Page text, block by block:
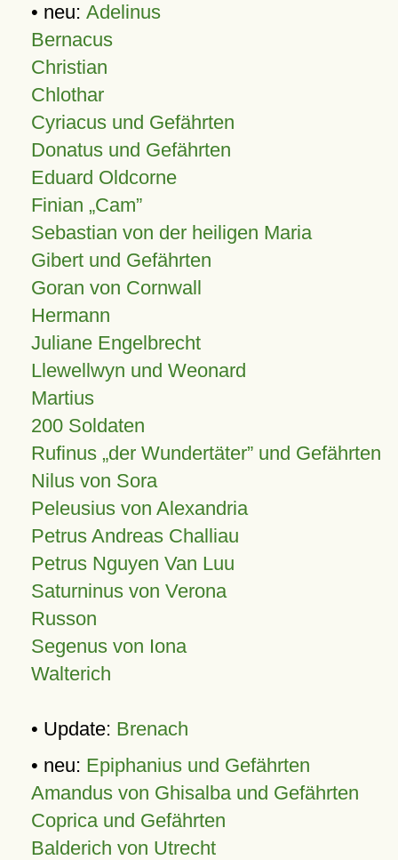
• neu: Adelinus
Bernacus
Christian
Chlothar
Cyriacus und Gefährten
Donatus und Gefährten
Eduard Oldcorne
Finian Cam
Sebastian von der heiligen Maria
Gibert und Gefährten
Goran von Cornwall
Hermann
Juliane Engelbrecht
Llewellwyn und Weonard
Martius
200 Soldaten
Rufinus „der Wundertäter” und Gefährten
Nilus von Sora
Peleusius von Alexandria
Petrus Andreas Challiau
Petrus Nguyen Van Luu
Saturninus von Verona
Russon
Segenus von Iona
Walterich
• Update: Brenach
• neu: Epiphanius und Gefährten
Amandus von Ghisalba und Gefährten
Coprica und Gefährten
Balderich von Utrecht